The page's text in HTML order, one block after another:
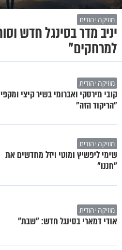
מוזיקה יהודית
יניב מדר בסינגל חדש
למרחקים"
מוזיקה יהודית
קובי מירסקי ואברומי בשיר קיצי
"הריקוד הזה"
מוזיקה יהודית
שימי ליפשיץ ומוטי ויזל מחדשים את
"חננו"
מוזיקה יהודית
אודי דמארי בסינגל חדש: "שבת"